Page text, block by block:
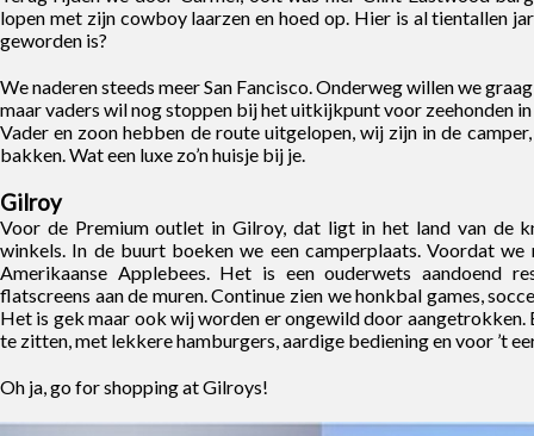
lopen met zijn cowboy laarzen en hoed op. Hier is al tientallen
geworden is?
We naderen steeds meer San Fancisco. Onderweg willen we
maar vaders wil nog stoppen bij het uitkijkpunt voor zeehonden
Vader en zoon hebben de route uitgelopen, wij zijn in de
bakken. Wat een luxe zo’n huisje bij je.
Gilroy
Voor de Premium outlet in Gilroy, dat ligt in het land van de
winkels. In de buurt boeken we een camperplaats. Voordat
Amerikaanse Applebees. Het is een ouderwets aandoend
flatscreens aan de muren. Continue zien we honkbal games,
Het is gek maar ook wij worden er ongewild door aangetrokken.
te zitten, met lekkere hamburgers, aardige bediening en voor ’t
Oh ja, go for shopping at Gilroys!